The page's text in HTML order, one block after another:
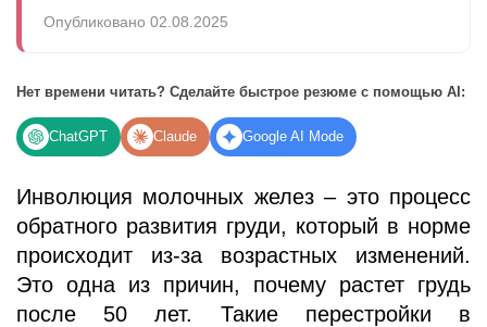
Опубликовано 02.08.2025
Нет времени читать? Сделайте быстрое резюме с помощью AI:
ChatGPT Claude Google AI Mode
Инволюция молочных желез – это процесс
обратного развития груди, который в норме
происходит из-за возрастных изменений.
Это одна из причин, почему растет грудь
после 50 лет. Такие перестройки в